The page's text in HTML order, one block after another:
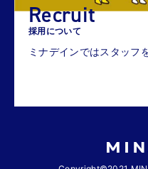
Recruit
採用について
ミナデインではスタッフ